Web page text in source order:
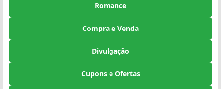
Romance
Compra e Venda
Divulgação
Cupons e Ofertas